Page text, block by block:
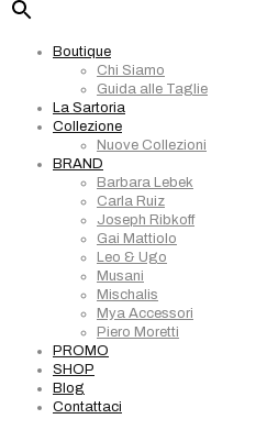
Boutique
Chi Siamo
Guida alle Taglie
La Sartoria
Collezione
Nuove Collezioni
BRAND
Barbara Lebek
Carla Ruiz
Joseph Ribkoff
Gai Mattiolo
Leo & Ugo
Musani
Mischalis
Mya Accessori
Piero Moretti
PROMO
SHOP
Blog
Contattaci